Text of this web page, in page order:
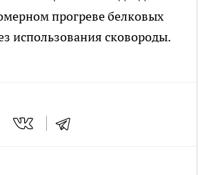
прогреве белковых
использования сковороды.